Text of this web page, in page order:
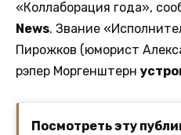
«Коллаборация года»,
News. Звание
Пирожков (юморист
рэпер Моргенштерн
Посмотреть эту